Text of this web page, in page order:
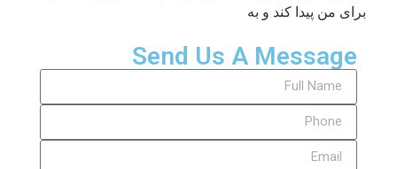
برای من پیدا کند و به
Send Us A Message